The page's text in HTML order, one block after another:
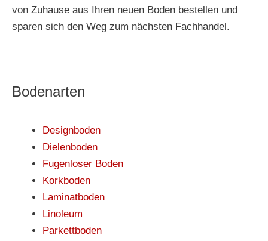
von Zuhause aus Ihren neuen Boden bestellen und
sparen sich den Weg zum nächsten Fachhandel.
Bodenarten
Designboden
Dielenboden
Fugenloser Boden
Korkboden
Laminatboden
Linoleum
Parkettboden